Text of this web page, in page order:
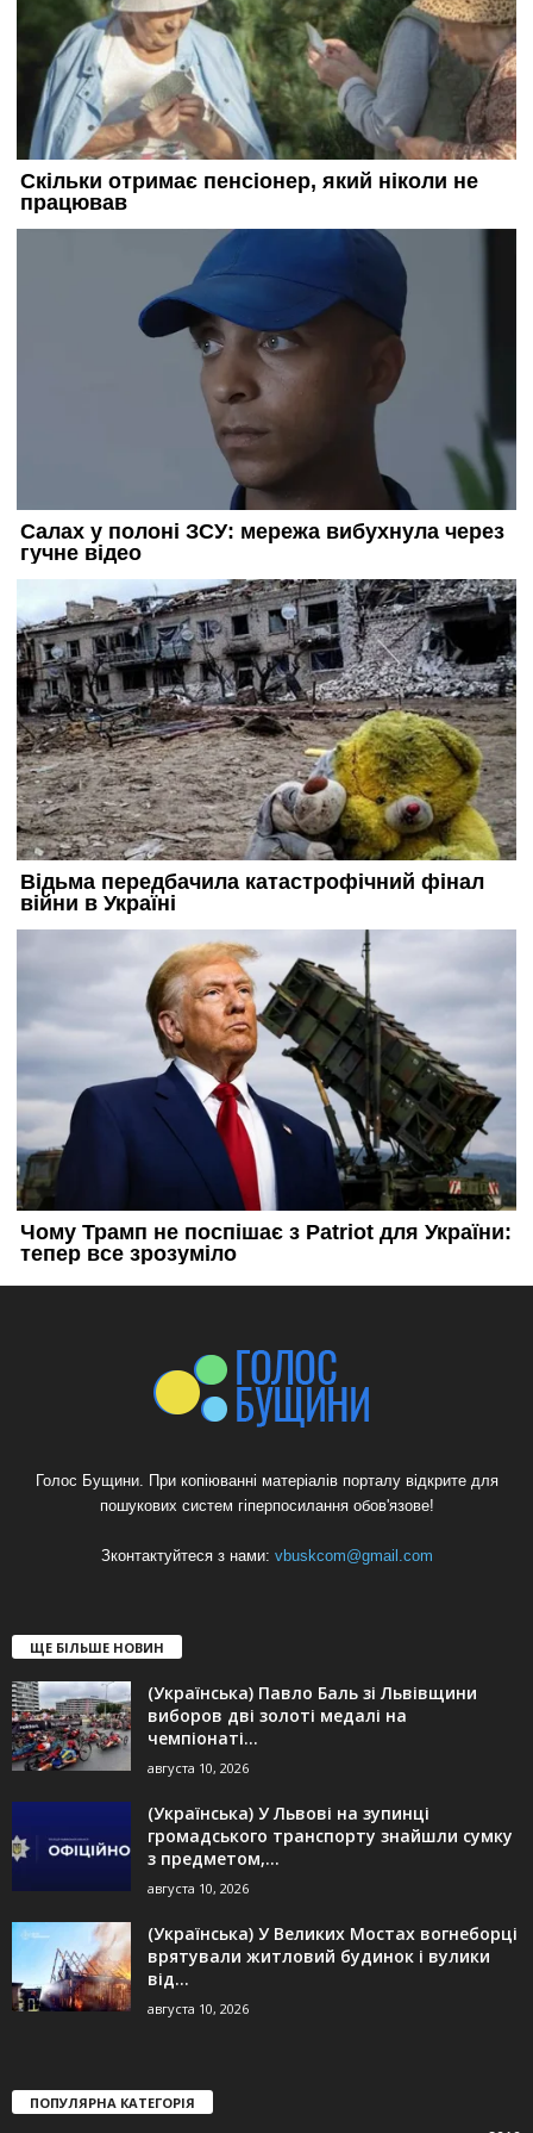
Голос Бущини. При копіюванні матеріалів порталу відкрите для
пошукових систем гіперпосилання обов'язове!
Зконтактуйтеся з нами: vbuskcom@gmail.com
ЩЕ БІЛЬШЕ НОВИН
(Українська) Павло Баль зі Львівщини
виборов дві золоті медалі на
чемпіонаті...
августа 10, 2026
(Українська) У Львові на зупинці
громадського транспорту знайшли сумку
з предметом,...
августа 10, 2026
(Українська) У Великих Мостах вогнеборці
врятували житловий будинок і вулики
від...
августа 10, 2026
ПОПУЛЯРНА КАТЕГОРІЯ